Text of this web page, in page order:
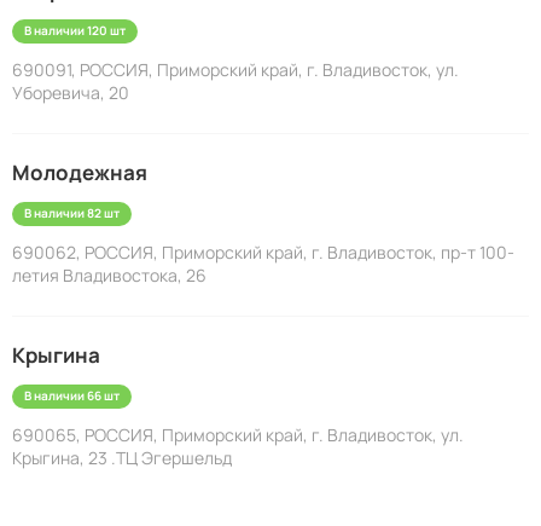
В наличии 120 шт
690091, РОССИЯ, Приморский край, г. Владивосток, ул.
Уборевича, 20
Молодежная
В наличии 82 шт
690062, РОССИЯ, Приморский край, г. Владивосток, пр-т 100-
летия Владивостока, 26
Крыгина
В наличии 66 шт
690065, РОССИЯ, Приморский край, г. Владивосток, ул.
Крыгина, 23 .ТЦ Эгершельд